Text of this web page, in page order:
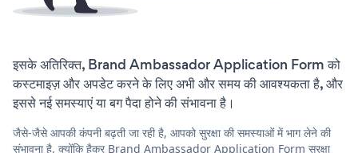
इसके अतिरिक्त, Brand Ambassador Application Form को
कस्टमाइज़ और अपडेट करने के लिए अभी और समय की आवश्यकता है, और
इससे नई समस्याएं या बग पैदा होने की संभावना है।
जैसे-जैसे आपकी कंपनी बढ़ती जा रही है, आपको सुरक्षा की समस्याओं में भाग लेने की
संभावना है, क्योंकि हैकर Brand Ambassador Application Form सुरक्षा